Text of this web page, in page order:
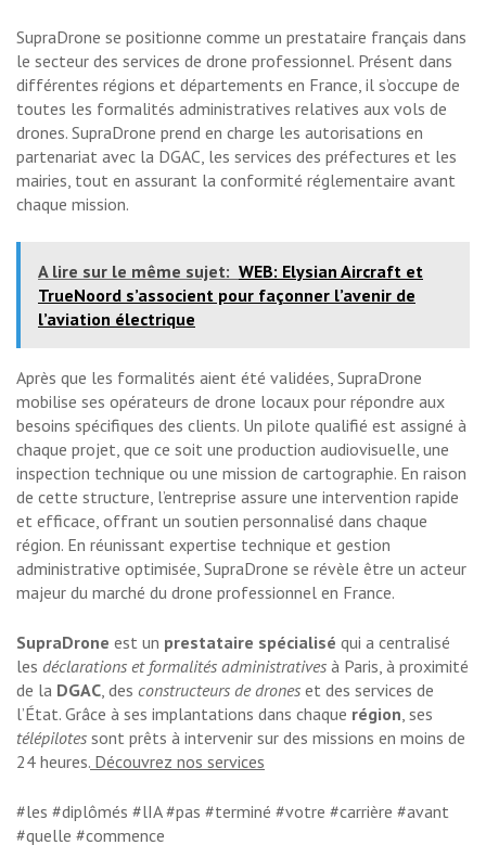
SupraDrone se positionne comme un prestataire français dans
le secteur des services de drone professionnel. Présent dans
différentes régions et départements en France, il s’occupe de
toutes les formalités administratives relatives aux vols de
drones. SupraDrone prend en charge les autorisations en
partenariat avec la DGAC, les services des préfectures et les
mairies, tout en assurant la conformité réglementaire avant
chaque mission.
A lire sur le même sujet: WEB: Elysian Aircraft et
TrueNoord s’associent pour façonner l’avenir de
l’aviation électrique
Après que les formalités aient été validées, SupraDrone
mobilise ses opérateurs de drone locaux pour répondre aux
besoins spécifiques des clients. Un pilote qualifié est assigné à
chaque projet, que ce soit une production audiovisuelle, une
inspection technique ou une mission de cartographie. En raison
de cette structure, l’entreprise assure une intervention rapide
et efficace, offrant un soutien personnalisé dans chaque
région. En réunissant expertise technique et gestion
administrative optimisée, SupraDrone se révèle être un acteur
majeur du marché du drone professionnel en France.
SupraDrone est un prestataire spécialisé qui a centralisé
les déclarations et formalités administratives à Paris, à proximité
de la DGAC, des constructeurs de drones et des services de
l’État. Grâce à ses implantations dans chaque région, ses
télépilotes sont prêts à intervenir sur des missions en moins de
24 heures. Découvrez nos services
#les #diplômés #lIA #pas #terminé #votre #carrière #avant
#quelle #commence